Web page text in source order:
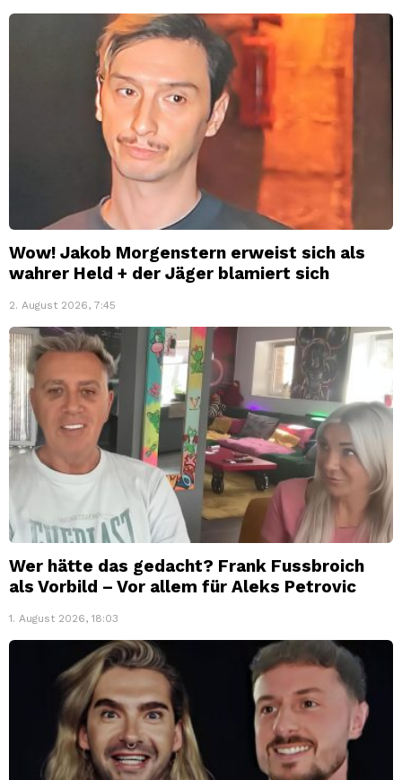
Wow! Jakob Morgenstern erweist sich als
wahrer Held + der Jäger blamiert sich
2. August 2026, 7:45
Wer hätte das gedacht? Frank Fussbroich
als Vorbild – Vor allem für Aleks Petrovic
1. August 2026, 18:03